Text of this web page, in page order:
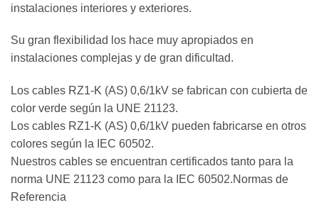
instalaciones interiores y exteriores.
Su gran flexibilidad los hace muy apropiados en
instalaciones complejas y de gran dificultad.
Los cables RZ1-K (AS) 0,6/1kV se fabrican con cubierta de
color verde según la UNE 21123.
Los cables RZ1-K (AS) 0,6/1kV pueden fabricarse en otros
colores según la IEC 60502.
Nuestros cables se encuentran certificados tanto para la
norma UNE 21123 como para la IEC 60502.Normas de
Referencia